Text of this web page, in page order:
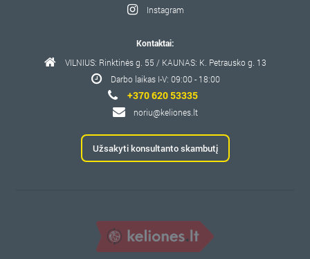
Instagram
Kontaktai:
VILNIUS: Rinktinės g. 55 / KAUNAS: K. Petrausko g. 13
Darbo laikas I-V: 09:00 - 18:00
+370 620 53335
noriu@keliones.lt
Užsakyti konsultanto skambutį